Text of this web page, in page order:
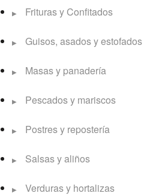
Frituras y Confitados
Guisos, asados y estofados
Masas y panadería
Pescados y mariscos
Postres y repostería
Salsas y aliños
Verduras y hortalizas